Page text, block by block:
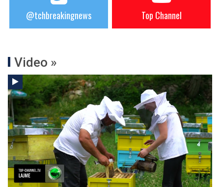
@tchbreakingnews Top Channel
Video »